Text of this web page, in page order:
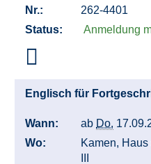
Nr.:
262-4401
Status:
Anmeldung
Englisch für
Wann: ab Do.
Wo:
Kamen,